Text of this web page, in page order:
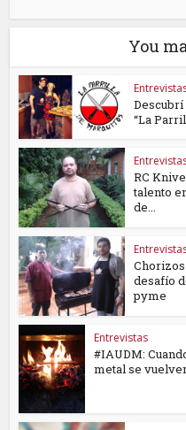
You
“La
RC
talento
de...
Chorizos
desafío
pyme
Entrevistas
#IAUDM:
metal se